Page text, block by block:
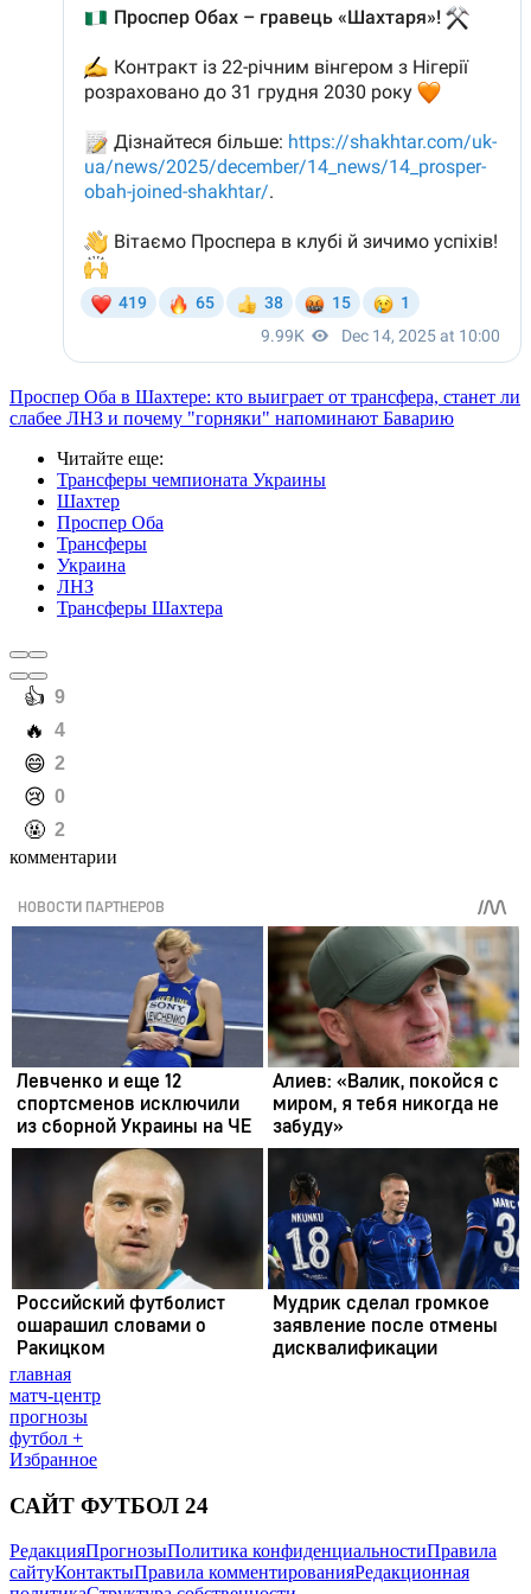
Проспер Оба в Шахтере: кто выиграет от трансфера, станет ли
слабее ЛНЗ и почему "горняки" напоминают Баварию
Читайте еще:
Трансферы чемпионата Украины
Шахтер
Проспер Оба
Трансферы
Украина
ЛНЗ
Трансферы Шахтера
️👍 9
️🔥 4
️😄 2
️😢 0
️🤬 2
комментарии
главная
матч-центр
прогнозы
футбол +
Избранное
САЙТ ФУТБОЛ 24
РедакцияПрогнозыПолитика конфиденциальностиПравила
сайтуКонтактыПравила комментированияРедакционная